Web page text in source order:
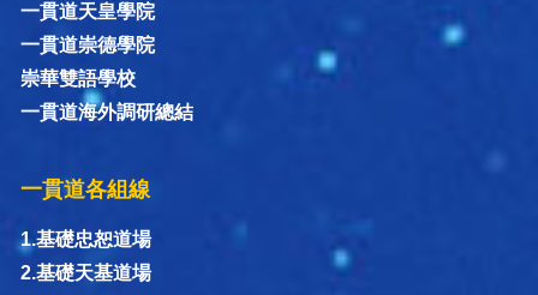
一貫道天皇學院
一貫道崇德學院
崇華雙語學校
一貫道海外調研總結
一貫道各組線
1.基礎忠恕道場
2.基礎天基道場